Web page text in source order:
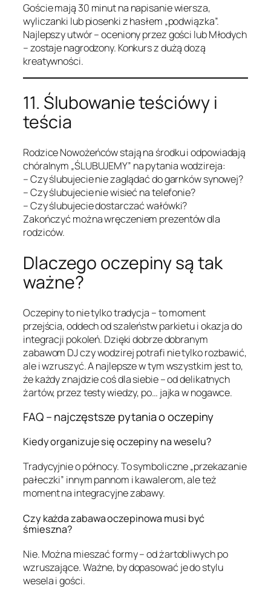
Goście mają 30 minut na napisanie wiersza,
wyliczanki lub piosenki z hasłem „podwiązka”.
Najlepszy utwór – oceniony przez gości lub Młodych
– zostaje nagrodzony. Konkurs z dużą dozą
kreatywności.
11. Ślubowanie teściówy i
teścia
Rodzice Nowożeńców stają na środku i odpowiadają
chóralnym „ŚLUBUJEMY” na pytania wodzireja:
– Czy ślubujecie nie zaglądać do garnków synowej?
– Czy ślubujecie nie wisieć na telefonie?
– Czy ślubujecie dostarczać wałówki?
Zakończyć można wręczeniem prezentów dla
rodziców.
Dlaczego oczepiny są tak
ważne?
Oczepiny to nie tylko tradycja – to moment
przejścia, oddech od szaleństw parkietu i okazja do
integracji pokoleń. Dzięki dobrze dobranym
zabawom DJ czy wodzirej potrafi nie tylko rozbawić,
ale i wzruszyć. A najlepsze w tym wszystkim jest to,
że każdy znajdzie coś dla siebie – od delikatnych
żartów, przez testy wiedzy, po… jajka w nogawce.
FAQ – najczęstsze pytania o oczepiny
Kiedy organizuje się oczepiny na weselu?
Tradycyjnie o północy. To symboliczne „przekazanie
pałeczki” innym pannom i kawalerom, ale też
moment na integracyjne zabawy.
Czy każda zabawa oczepinowa musi być
śmieszna?
Nie. Można mieszać formy – od żartobliwych po
wzruszające. Ważne, by dopasować je do stylu
wesela i gości.